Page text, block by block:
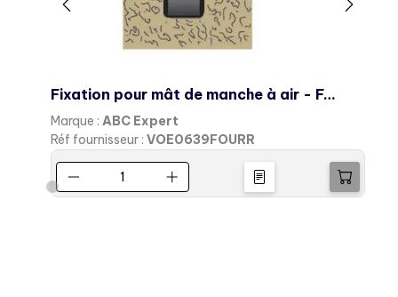
Fixation pour mât de manche à air - Fourreau
Marque : ABC Expert
Réf fournisseur : VOE0639FOURR